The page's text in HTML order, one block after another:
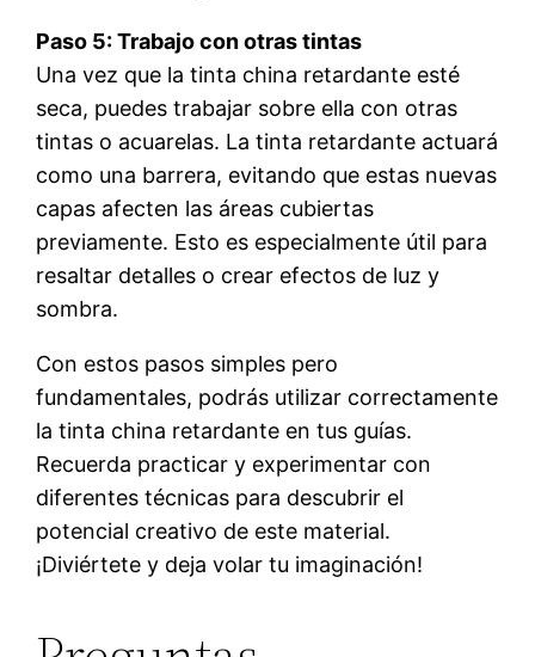
Paso 5: Trabajo con otras tintas
Una vez que la tinta china retardante esté
seca, puedes trabajar sobre ella con otras
tintas o acuarelas. La tinta retardante actuará
como una barrera, evitando que estas nuevas
capas afecten las áreas cubiertas
previamente. Esto es especialmente útil para
resaltar detalles o crear efectos de luz y
sombra.
Con estos pasos simples pero
fundamentales, podrás utilizar correctamente
la tinta china retardante en tus guías.
Recuerda practicar y experimentar con
diferentes técnicas para descubrir el
potencial creativo de este material.
¡Diviértete y deja volar tu imaginación!